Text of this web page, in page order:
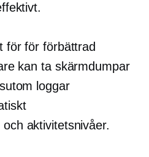
förför förbättrad
kan ta skärmdumpar
loggar
aktivitetsnivåer.